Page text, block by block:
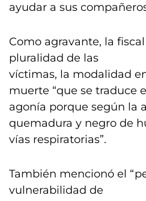
ayudar a sus
Como agravante, la
pluralidad de las
víctimas, la modalidad
muerte “que se traduce
agonía porque según la
quemadura y negro de
vías respiratorias”.
También mencionó el
vulnerabilidad de